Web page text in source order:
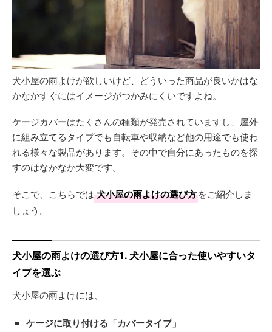
犬小屋の雨よけが欲しいけど、どういった商品が良いかはな
かなかすぐにはイメージがつかみにくいですよね。
ケージカバーはたくさんの種類が発売されていますし、屋外
に組み立てるタイプでも自転車や収納など他の用途でも使わ
れる様々な製品があります。その中で自分にあったものを探
すのはなかなか大変です。
そこで、こちらでは 犬小屋の雨よけの選び方をご紹介しま
しょう。
犬小屋の雨よけの選び方1. 犬小屋に合った使いやすいタ
イプを選ぶ
犬小屋の雨よけには、
ケージに取り付ける「カバータイプ」